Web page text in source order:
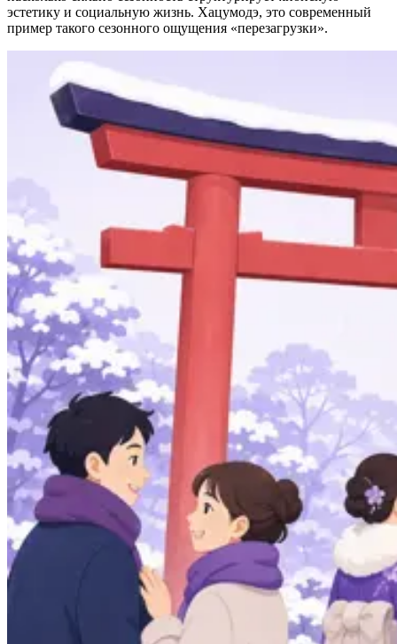
эстетику и социальную жизнь. Хацумодэ, это современный
пример такого сезонного ощущения «перезагрузки».